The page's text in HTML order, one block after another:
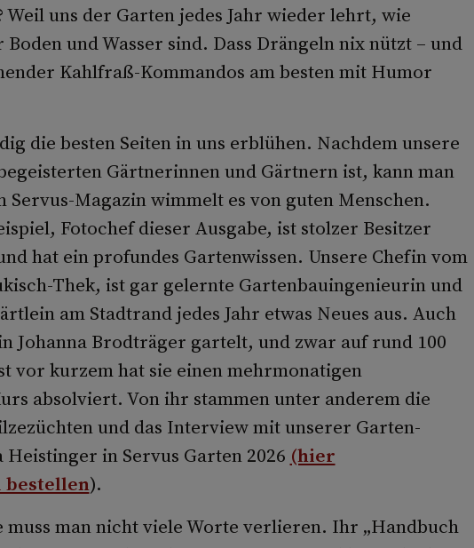
Weil uns der Garten jedes Jahr wieder lehrt, wie
und Wasser sind. Dass Drängeln nix nützt – und
Kahlfraß-Kommandos am besten mit Humor
die besten Seiten in uns erblühen. Nachdem unsere
Gärtnerinnen und Gärtnern ist, kann man
Servus-Magazin wimmelt es von guten Menschen.
Fotochef dieser Ausgabe, ist stolzer Besitzer
hat ein profundes Gartenwissen. Unsere Chefin vom
Thek, ist gar gelernte Gartenbauingenieurin und
am Stadtrand jedes Jahr etwas Neues aus. Auch
Johanna Brodträger gartelt, und zwar auf rund 100
vor kurzem hat sie einen mehrmonatigen
absolviert. Von ihr stammen unter anderem die
und das Interview mit unserer Garten-
in Servus Garten 2026 (hier
).
muss man nicht viele Worte verlieren. Ihr „Handbuch